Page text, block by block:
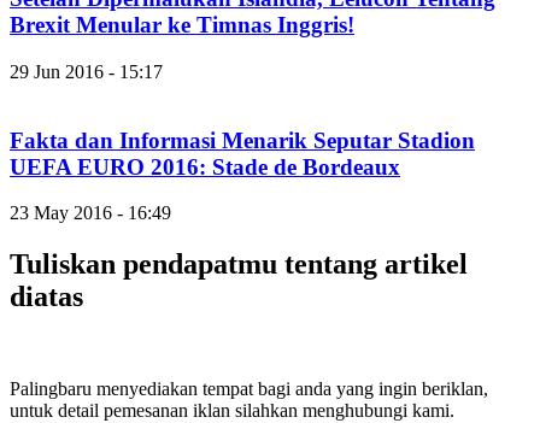
Brexit Menular ke Timnas Inggris!
29 Jun 2016 - 15:17
Fakta dan Informasi Menarik Seputar Stadion
UEFA EURO 2016: Stade de Bordeaux
23 May 2016 - 16:49
Tuliskan pendapatmu tentang artikel
diatas
Palingbaru menyediakan tempat bagi anda yang ingin beriklan,
untuk detail pemesanan iklan silahkan menghubungi kami.